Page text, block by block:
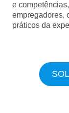
e
empregadores,
práticos da